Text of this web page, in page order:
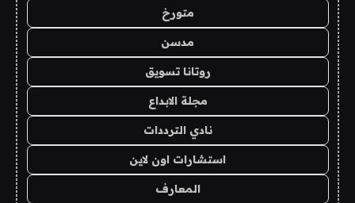
متورخ
مدسن
روتانا تسويق
مجلة الابداع
نادي الترددات
استشارات اون لاين
المعارف